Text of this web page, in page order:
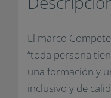
El marco
“toda persona
una formación y
inclusivo y de